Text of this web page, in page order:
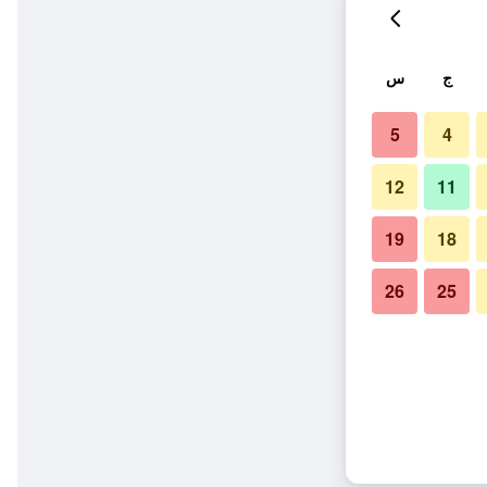
ج س
4
5
11
12
18
19
25
26